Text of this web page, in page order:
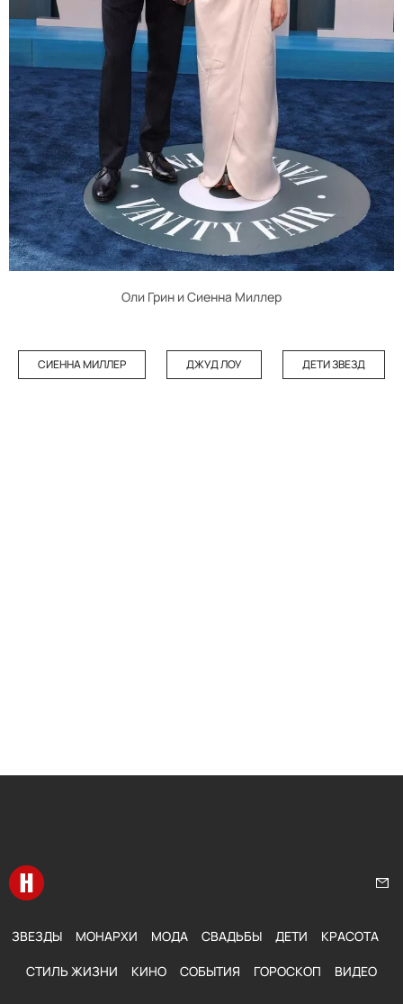
Оли Грин и Сиенна Миллер
СИЕННА МИЛЛЕР ДЖУД ЛОУ ДЕТИ ЗВЕЗД
Перейти на главную
ЗВЕЗДЫ МОНАРХИ МОДА СВАДЬБЫ ДЕТИ КРАСОТА
СТИЛЬ ЖИЗНИ КИНО СОБЫТИЯ ГОРОСКОП ВИДЕО